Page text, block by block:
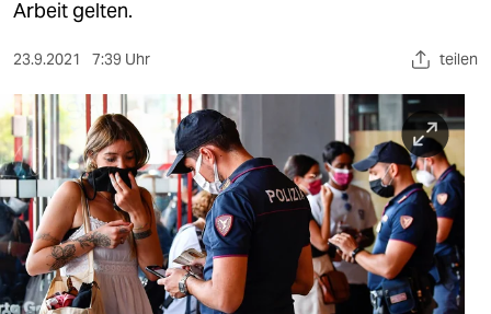
kultur
sport
berlin
nord
wahrheit
verlag
verlag
Arbeit gelten.
23.9.2021 7:39 Uhr teilen